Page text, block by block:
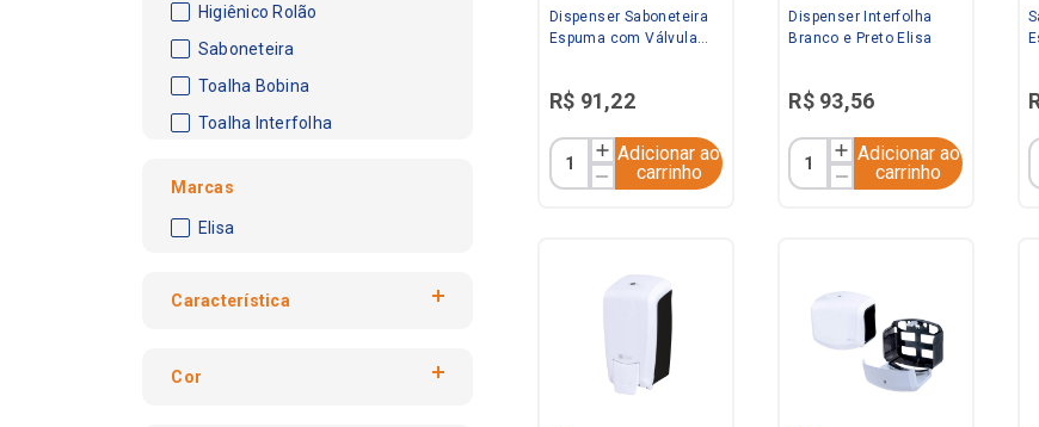
Característica
Assento Sanitário
Cor
Marcas
Elisa
Higiênico Rolão
Saboneteira
Toalha Bobina
Toalha Interfolha
Dispenser Saboneteira
Espuma com Válvula
R$ 91,22
Adicionar ao
carrinho
Dispenser Interfolha
Branco e Preto Elisa
R$ 93,56
Adicionar ao
carrinho